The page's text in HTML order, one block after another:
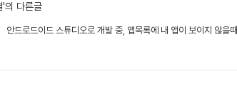
'의 다른글
안드로드이드 스튜디오로 개발 중, 앱목록에 내 앱이 보이지 않을때